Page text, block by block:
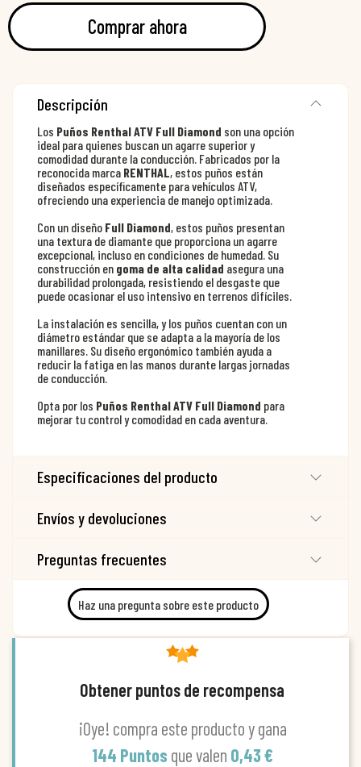
Comprar ahora
Descripción
Los Puños Renthal ATV Full Diamond son una opción
ideal para quienes buscan un agarre superior y
comodidad durante la conducción. Fabricados por la
reconocida marca RENTHAL, estos puños están
diseñados específicamente para vehículos ATV,
ofreciendo una experiencia de manejo optimizada.
Con un diseño Full Diamond, estos puños presentan
una textura de diamante que proporciona un agarre
excepcional, incluso en condiciones de humedad. Su
construcción en goma de alta calidad asegura una
durabilidad prolongada, resistiendo el desgaste que
puede ocasionar el uso intensivo en terrenos difíciles.
La instalación es sencilla, y los puños cuentan con un
diámetro estándar que se adapta a la mayoría de los
manillares. Su diseño ergonómico también ayuda a
reducir la fatiga en las manos durante largas jornadas
de conducción.
Opta por los Puños Renthal ATV Full Diamond para
mejorar tu control y comodidad en cada aventura.
Especificaciones del producto
Envíos y devoluciones
Preguntas frecuentes
Haz una pregunta sobre este producto
Obtener puntos de recompensa
¡Oye! compra este producto y gana
144 Puntos que valen 0,43 €